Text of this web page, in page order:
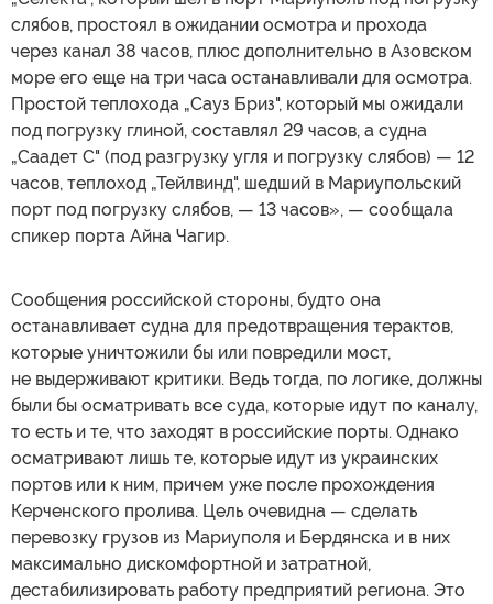
слябов, простоял в ожидании осмотра и прохода
через канал 38 часов, плюс дополнительно в Азовском
море его еще на три часа останавливали для осмотра.
Простой теплохода „Сауз Бриз", который мы ожидали
под погрузку глиной, составлял 29 часов, а судна
„Саадет С" (под разгрузку угля и погрузку слябов) — 12
часов, теплоход „Тейлвинд", шедший в Мариупольский
порт под погрузку слябов, — 13 часов», — сообщала
спикер порта Айна Чагир.
Сообщения российской стороны, будто она
останавливает судна для предотвращения терактов,
которые уничтожили бы или повредили мост,
не выдерживают критики. Ведь тогда, по логике, должны
были бы осматривать все суда, которые идут по каналу,
то есть и те, что заходят в российские порты. Однако
осматривают лишь те, которые идут из украинских
портов или к ним, причем уже после прохождения
Керченского пролива. Цель очевидна — сделать
перевозку грузов из Мариуполя и Бердянска и в них
максимально дискомфортной и затратной,
дестабилизировать работу предприятий региона. Это